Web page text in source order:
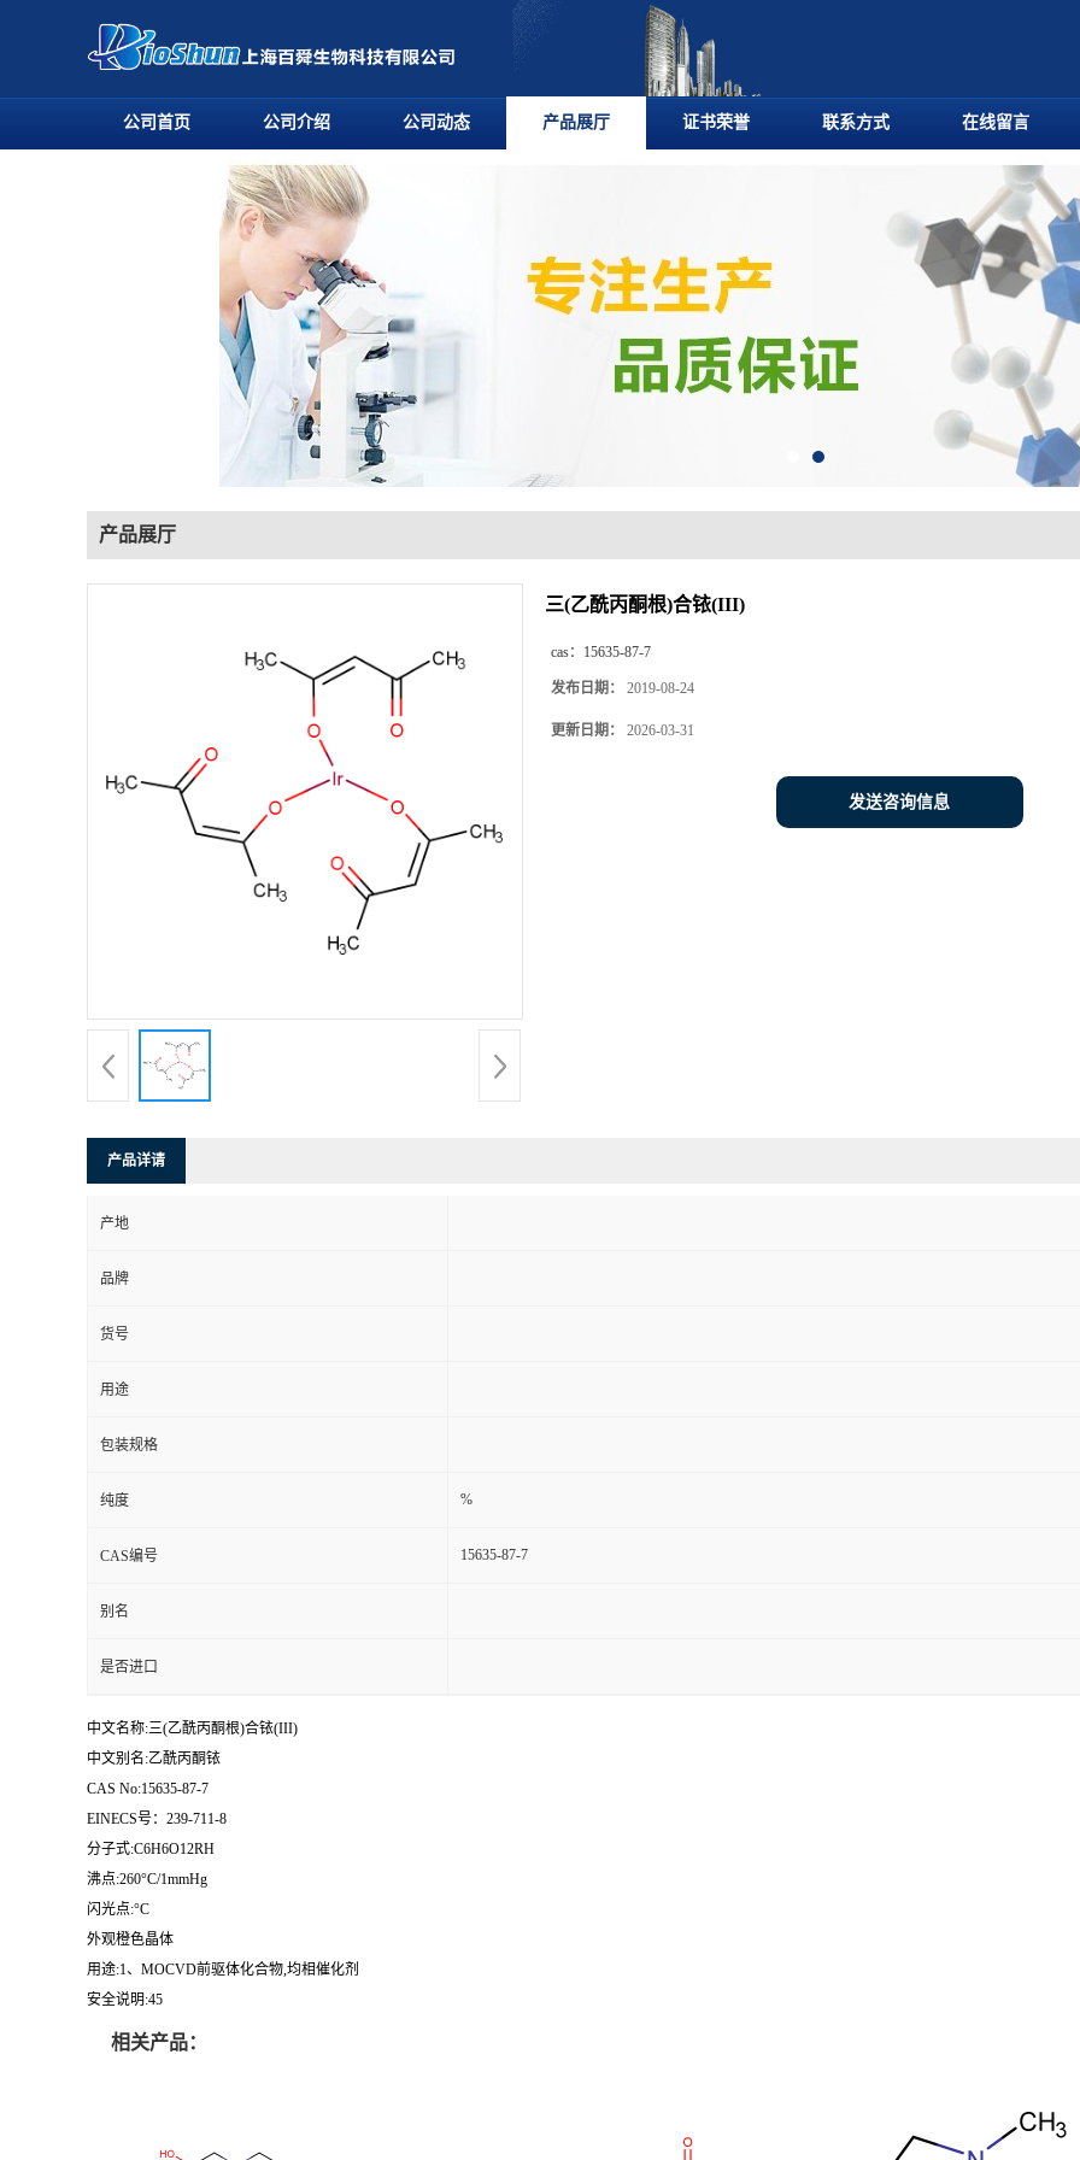
公司首页 公司介绍 公司动态 产品展厅 证书荣誉 联系方式 在线留言
产品展厅
三(乙酰丙酮根)合铱(III)
cas： 15635-87-7
发布日期： 2019-08-24
更新日期： 2026-03-31
发送咨询信息
产品详请
产地
品牌
货号
用途
包装规格
纯度 %
CAS编号 15635-87-7
别名
是否进口
中文名称:三(乙酰丙酮根)合铱(III)
中文别名:乙酰丙酮铱
CAS No:15635-87-7
EINECS号：239-711-8
分子式:C6H6O12RH
沸点:260°C/1mmHg
闪光点:°C
外观橙色晶体
用途:1、MOCVD前驱体化合物,均相催化剂
安全说明:45
相关产品：